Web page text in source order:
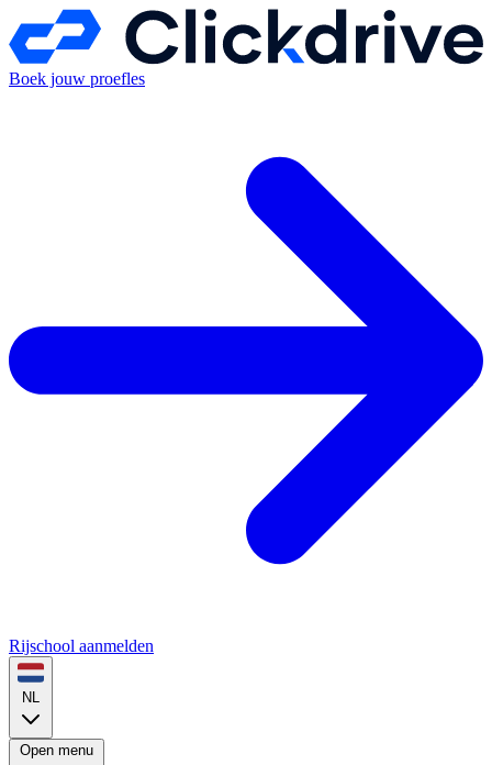
Boek jouw proefles
Rijschool aanmelden
NL
Open menu